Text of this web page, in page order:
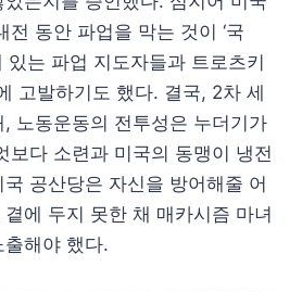
전 동안 파업을 막는 것이 ‘국
있는 파업 지도자들과 트로츠키
고발하기도 했다. 결국, 2차 세
노동운동의 전투성은 누더기가
보다 소련과 미국의 동맹이 냉전
공산당은 자신을 방어해줄 어
에 두지 못한 채 매카시즘 마녀
해야 했다.